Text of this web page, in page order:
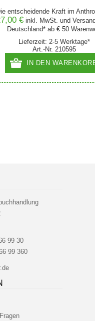
entscheidende Kraft im
€ inkl. MwSt. und Versand
Deutschland* ab € 50
Lieferzeit: 2-5 Werktage*
Art.-Nr. 210595
IN DEN
99 30
99 360